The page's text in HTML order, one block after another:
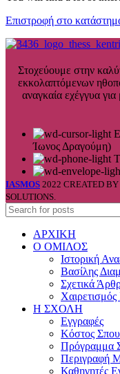
Επιστροφή στο
Στοχεύουμε στην
εκκολαπτόμενων
αναγκαία εχέγγυα
Ίωνος Δραγούμη)
IASMOS 2022 CREATED BY
SOLUTIONS.
ΑΡΧΙΚΗ
Ο ΟΜΙΛΟΣ
Ιστορική
Βασίλης
Σχετικά
Η ΣΧΟΛΗ
Εγγραφές
Κόστος
Πρόγραμμα
Περιγραφή
Καθηγητές